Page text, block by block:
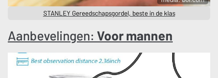
STANLEY Gereedschapsgordel, beste in de klas
Aanbevelingen: Voor mannen